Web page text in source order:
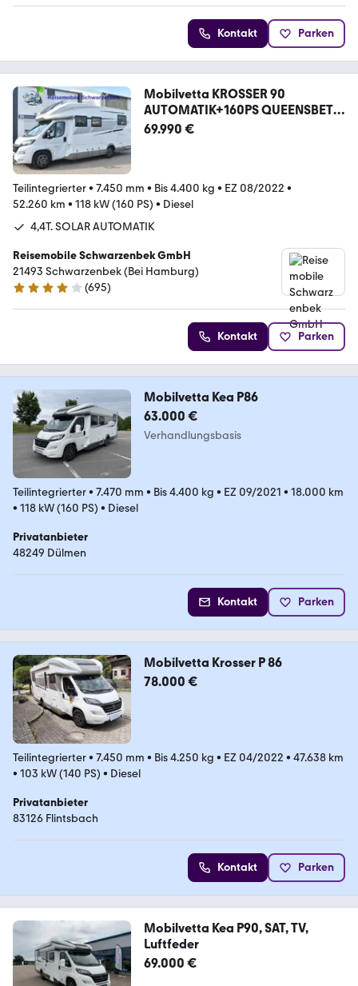
Kontakt Parken
Mobilvetta KROSSER 90
AUTOMATIK+160PS QUEENSBETT
SOLAR 1.H.
69.990 €
Teilintegrierter• 7.450 mm • Bis 4.400 kg • EZ 08/2022 •
52.260 km • 118 kW (160 PS) • Diesel
4,4T. SOLAR AUTOMATIK
Reisemobile Schwarzenbek GmbH
21493 Schwarzenbek (Bei Hamburg)
4 Sterne
(695)
Kontakt Parken
Mobilvetta Kea P86
63.000 €
Verhandlungsbasis
Teilintegrierter• 7.470 mm • Bis 4.400 kg • EZ 09/2021 • 18.000 km
• 118 kW (160 PS) • Diesel
Privatanbieter
48249 Dülmen
Kontakt Parken
Mobilvetta Krosser P 86
78.000 €
Teilintegrierter• 7.450 mm • Bis 4.250 kg • EZ 04/2022 • 47.638 km
• 103 kW (140 PS) • Diesel
Privatanbieter
83126 Flintsbach
Kontakt Parken
Mobilvetta Kea P90, SAT, TV,
Luftfeder
69.000 €